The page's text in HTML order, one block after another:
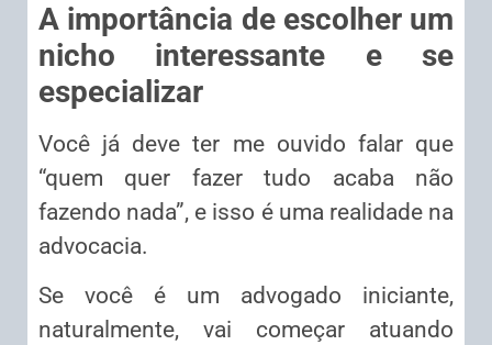
A importância de escolher um
nicho interessante e se
especializar
Você já deve ter me ouvido falar que
“quem quer fazer tudo acaba não
fazendo nada”, e isso é uma realidade na
advocacia.
Se você é um advogado iniciante,
naturalmente, vai começar atuando